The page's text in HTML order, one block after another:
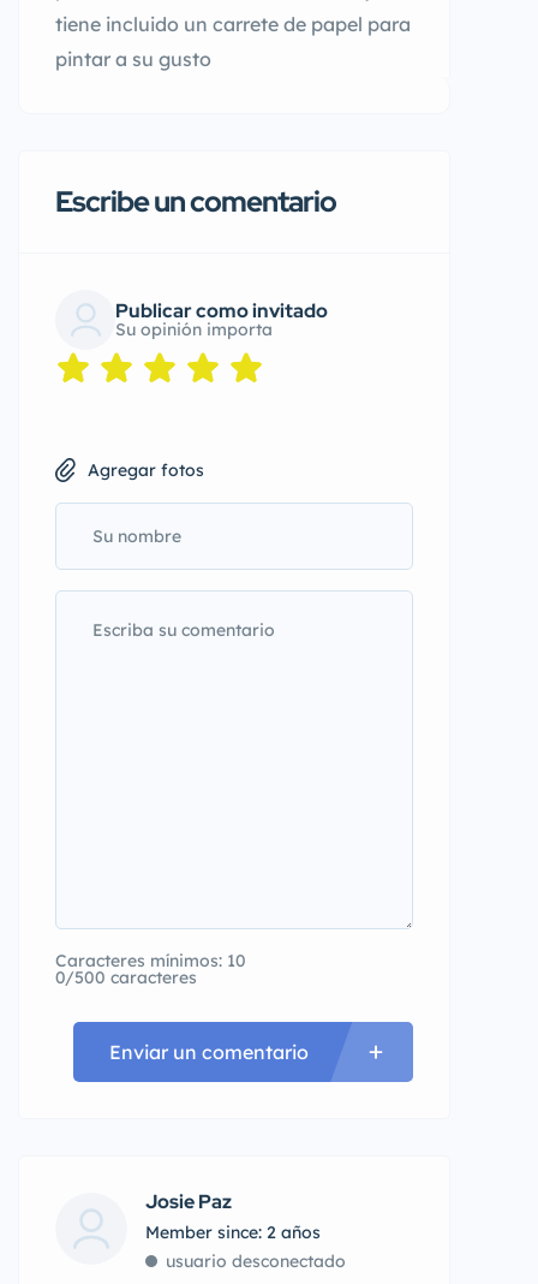
tiene incluido un carrete de papel para
pintar a su gusto
Escribe un comentario
Publicar como invitado
Su opinión importa
Agregar fotos
Caracteres mínimos: 10
0/500 caracteres
Enviar un comentario
Josie Paz
Member since: 2 años
usuario desconectado